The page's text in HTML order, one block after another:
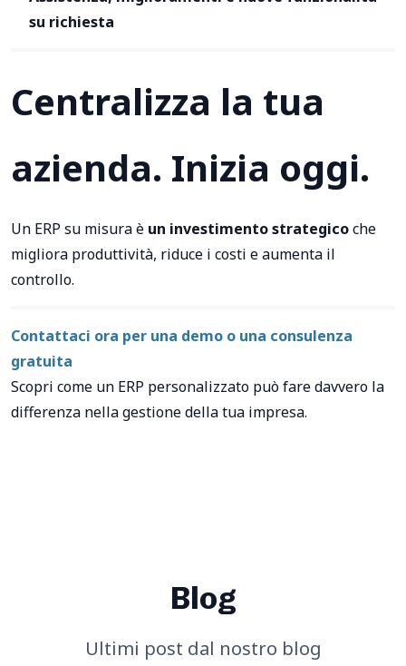
su richiesta
Centralizza la tua
azienda. Inizia oggi.
Un ERP su misura è un investimento strategicoche
migliora produttività, riduce i costi e aumenta il
controllo.
Contattaci ora per una demo o una consulenza
gratuita
Scopri come un ERP personalizzato può fare davvero la
differenza nella gestione della tua impresa.
Blog
Ultimi post dal nostro blog